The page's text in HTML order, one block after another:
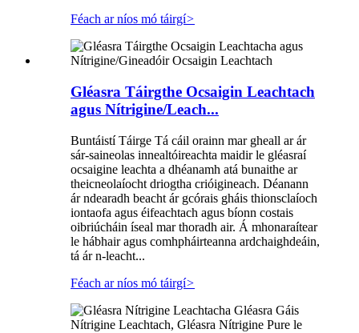
Féach ar níos mó táirgí>
Gléasra Táirgthe Ocsaigin Leachtach
agus Nítrigine/Leach...
Buntáistí Táirge Tá cáil orainn mar gheall ar ár
sár-saineolas innealtóireachta maidir le gléasraí
ocsaigine leachta a dhéanamh atá bunaithe ar
theicneolaíocht driogtha crióigineach. Déanann
ár ndearadh beacht ár gcórais gháis thionsclaíoch
iontaofa agus éifeachtach agus bíonn costais
oibriúcháin íseal mar thoradh air. Á mhonaraítear
le hábhair agus comhpháirteanna ardchaighdeáin,
tá ár n-leacht...
Féach ar níos mó táirgí>